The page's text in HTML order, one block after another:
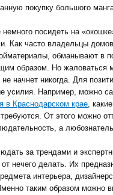
покупку большого
посидеть на
Как часто владельцы
обманывают в
образом. Но жаловаться
не начнет никогда. Для
усилия. Например, можно
в Краснодарском крае,
От этого можно
а
за трендами и
нечего делать. Их
интерьера,
таким образом можно